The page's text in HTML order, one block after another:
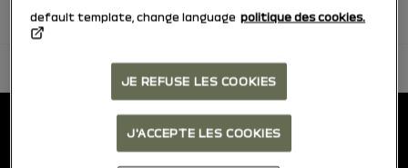
vissza a tetejére
Felhasználói kézikönyvek
default template, change language politique des cookies.
JE REFUSE LES COOKIES
J'ACCEPTE LES COOKIES